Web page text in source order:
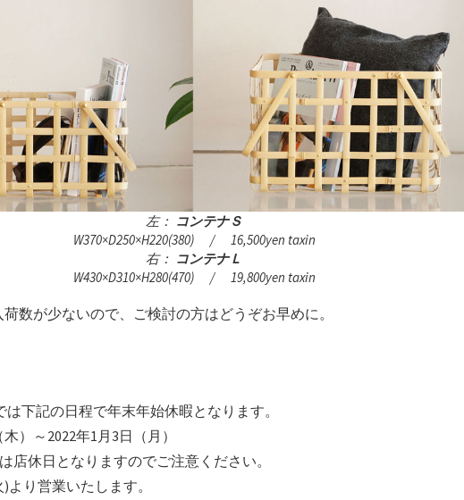
左： コンテナＳ
W370×D250×H220(380) / 16,500yen taxin
右： コンテナＬ
W430×D310×H280(470) / 19,800yen taxin
数が少ないので、ご検討の方はどうぞお早めに。
は下記の日程で年末年始休暇となります。
）～2022年1月3日（月）
店休日となりますのでご注意ください。
り営業いたします。